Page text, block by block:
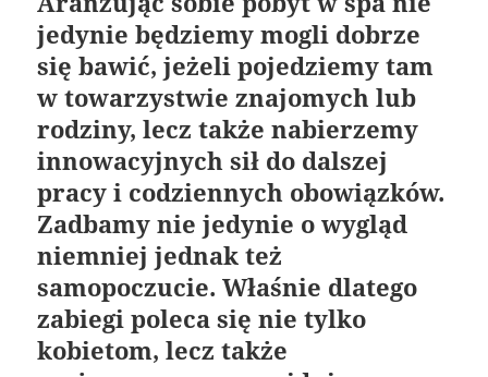
jedynie będziemy mogli dobrze
się bawić, jeżeli pojedziemy tam
w towarzystwie znajomych lub
rodziny, lecz także nabierzemy
innowacyjnych sił do dalszej
pracy i codziennych obowiązków.
Zadbamy nie jedynie o wygląd
niemniej jednak też
samopoczucie. Właśnie dlatego
zabiegi poleca się nie tylko
kobietom, lecz także